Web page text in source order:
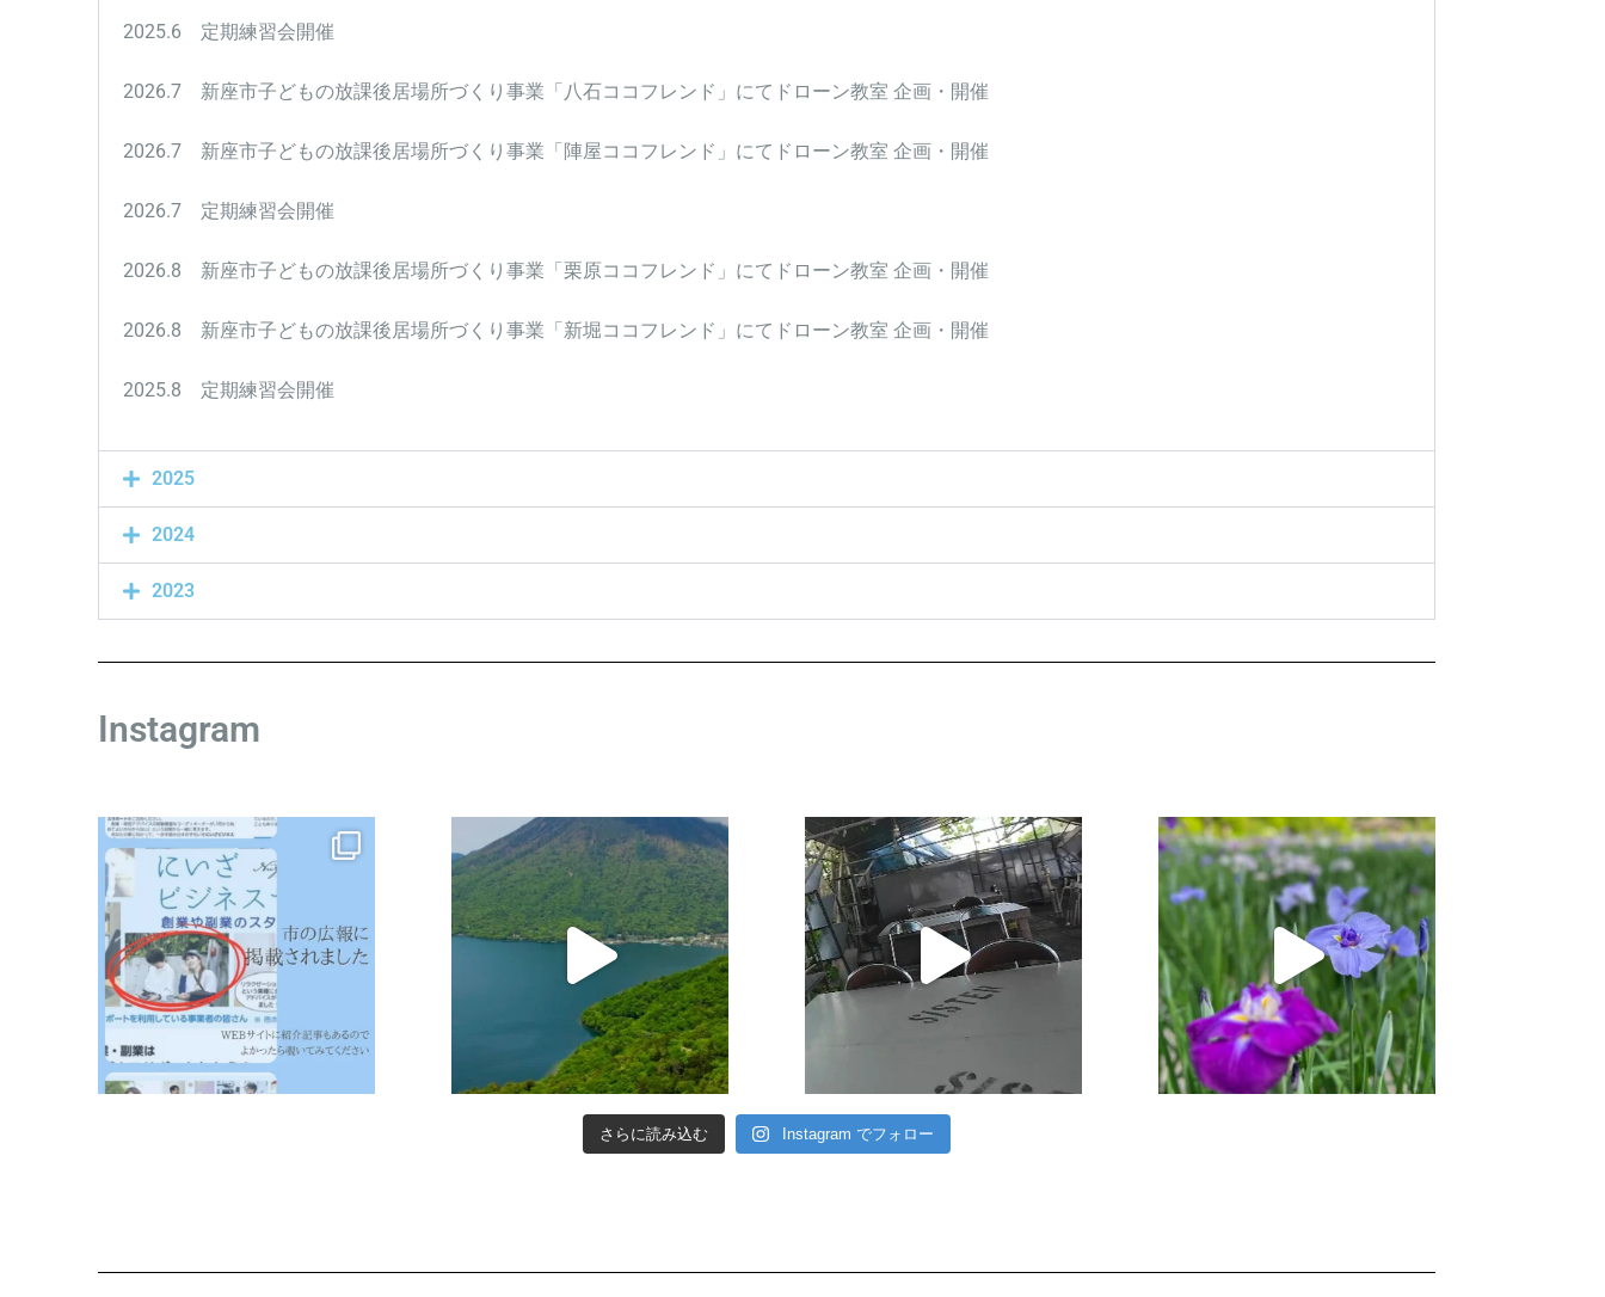
2025.6 定期練習会開催
2026.7 新座市子どもの放課後居場所づくり事業「八石ココフレンド」にてドローン教室 企画・開催
2026.7 新座市子どもの放課後居場所づくり事業「陣屋ココフレンド」にてドローン教室 企画・開催
2026.7 定期練習会開催
2026.8 新座市子どもの放課後居場所づくり事業「栗原ココフレンド」にてドローン教室 企画・開催
2026.8 新座市子どもの放課後居場所づくり事業「新堀ココフレンド」にてドローン教室 企画・開催
2025.8 定期練習会開催
2025
2024
2023
Instagram
さらに読み込む Instagram でフォロー